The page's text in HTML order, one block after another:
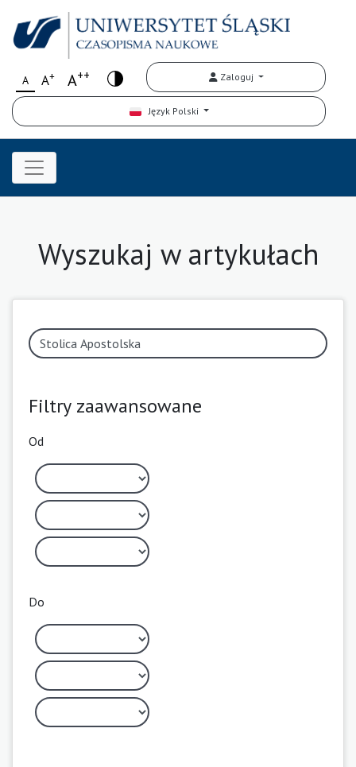
A A+ A++ Zaloguj
Język Polski
Wyszukaj w artykułach
Filtry zaawansowane
Od
Do